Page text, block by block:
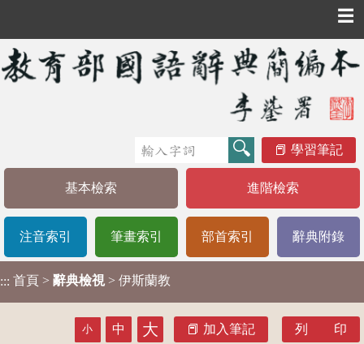
☰
學習筆記
基本檢索 進階檢索
注音索引 筆畫索引 部首索引 辭典附錄
::: 首頁 > 辭典檢視 > 伊斯蘭教
小 中 大 加入筆記 列 印